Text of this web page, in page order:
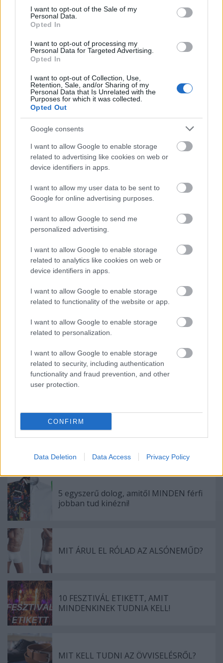
consent section.
I want to opt-out of the Sale of my
Personal Data.
Opted In
I want to opt-out of processing my
Personal Data for Targeted Advertising.
Opted In
I want to opt-out of Collection, Use,
Retention, Sale, and/or Sharing of my
Personal Data that Is Unrelated with the
Purposes for which it was collected.
Opted Out
Google consents
I want to allow Google to enable storage
related to advertising like cookies on web or
device identifiers in apps.
I want to allow my user data to be sent to
Google for online advertising purposes.
I want to allow Google to send me
personalized advertising.
I want to allow Google to enable storage
related to analytics like cookies on web or
device identifiers in apps.
I want to allow Google to enable storage
related to functionality of the website or app.
I want to allow Google to enable storage
related to personalization.
I want to allow Google to enable storage
related to security, including authentication
functionality and fraud prevention, and other
user protection.
CONFIRM
Data Deletion Data Access Privacy Policy
lookbook
online shop velour
Ajánlott bejegyzések:
A TÖKÉLETES HAJÁPOLÓ TERMÉKEK,
MINDEN FÉRFI HAJTÍPUSRA
5 egyszerű dolog, amitől MINDEN férfi
jobban tud kinézni!
MIT ÁRUL EL RÓLAD AZ ALSÓNEMŰD?
10 FESZTIVÁL ETIKETT, AMIT
MINDENKINEK TUDNIA KELL!
MIT KELL TUDNI AZ ÖVVISELÉSRŐL?